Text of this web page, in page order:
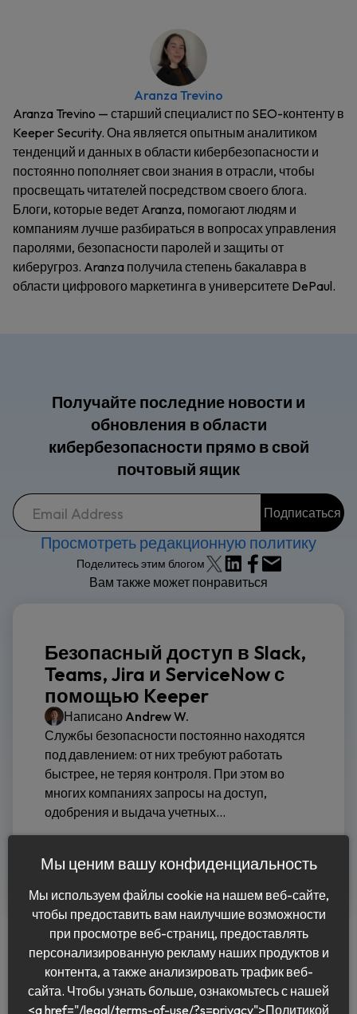
Aranza Trevino
Aranza Trevino — старший специалист по SEO-контенту в
Keeper Security. Она является опытным аналитиком
тенденций и данных в области кибербезопасности и
постоянно пополняет свои знания в отрасли, чтобы
просвещать читателей посредством своего блога.
Блоги, которые ведет Aranza, помогают людям и
компаниям лучше разбираться в вопросах управления
паролями, безопасности паролей и защиты от
киберугроз. Aranza получила степень бакалавра в
области цифрового маркетинга в университете DePaul.
Получайте последние новости и
обновления в области
кибербезопасности прямо в свой
почтовый ящик
Просмотреть редакционную политику
Поделитесь этим блогом
Вам также может понравиться
Безопасный доступ в Slack,
Teams, Jira и ServiceNow с
помощью Keeper
Написано Andrew W.
Службы безопасности постоянно находятся
под давлением: от них требуют работать
быстрее, не теряя контроля. При этом во
многих компаниях запросы на доступ,
одобрения и выдача учетных...
Читать дальше
Мы ценим вашу конфиденциальность
Мы используем файлы cookie на нашем веб-сайте,
чтобы предоставить вам наилучшие возможности
при просмотре веб-страниц, предоставлять
персонализированную рекламу наших продуктов и
контента, а также анализировать трафик веб-
сайта. Чтобы узнать больше, ознакомьтесь с нашей
<a href="/legal/terms-of-use/?s=privacy">Политикой